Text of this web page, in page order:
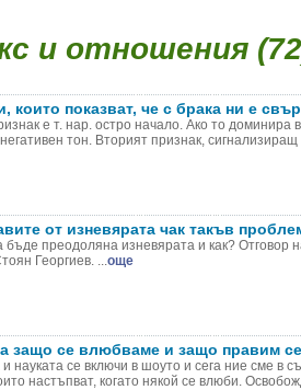
и отношения
които показват, че с брака ни е
е т. нар. остро начало. Ако то
тон. Вторият признак, сигнализиращ
от изневярата чак такъв
преодоляна изневярата и как? Отговор
Георгиев. ...още
защо се влюбваме и защо правим
науката се включи в шоуто и сега ние сме в
настъпват, когато някой се влюби.